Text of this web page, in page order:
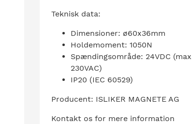
Teknisk data:
Dimensioner: ø60x36mm
Holdemoment: 1050N
Spændingsområde: 24VDC
230VAC)
IP20 (IEC 60529)
Producent: ISLIKER MAGNETE AG
Kontakt os for mere information